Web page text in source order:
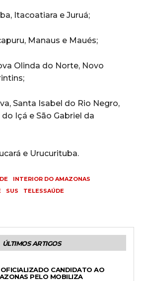
Itacoatiara e Juruá;
Manaus e Maués;
Olinda do Norte, Novo
Santa Isabel do Rio Negro,
Içá e São Gabriel da
e Urucurituba.
INTERIOR DO AMAZONAS
SUS TELESSAÚDE
ÚLTIMOS ARTIGOS
CANDIDATO AO
PELO MOBILIZA